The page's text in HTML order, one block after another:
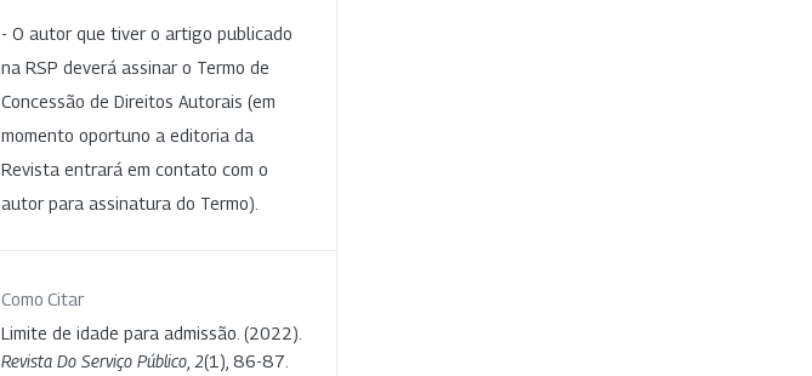
- O autor que tiver o artigo publicado
na RSP deverá assinar o Termo de
Concessão de Direitos Autorais (em
momento oportuno a editoria da
Revista entrará em contato com o
autor para assinatura do Termo).
Como Citar
Limite de idade para admissão. (2022).
Revista Do Serviço Público 2(1), 86-87.